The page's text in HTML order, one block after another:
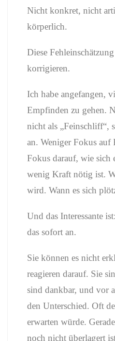
Nicht konkret, nicht
körperlich.
Diese
korrigieren.
Ich habe angefangen,
Empfinden zu gehen.
nicht als „Feinschliff“,
an. Weniger Fokus auf
Fokus darauf, wie sich
wenig Kraft nötig ist.
wird. Wann es sich
Und das Interessante
das sofort an.
Sie können es nicht
reagieren darauf. Sie
sind dankbar, und vor
den Unterschied. Oft
erwarten würde.
noch nicht überlagert